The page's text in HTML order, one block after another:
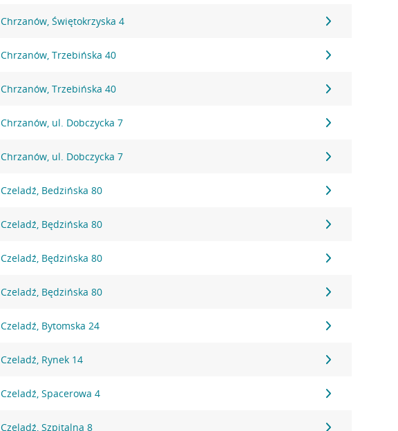
Chrzanów, Świętokrzyska 4
Chrzanów, Trzebińska 40
Chrzanów, Trzebińska 40
Chrzanów, ul. Dobczycka 7
Chrzanów, ul. Dobczycka 7
Czeladź, Bedzińska 80
Czeladź, Będzińska 80
Czeladź, Będzińska 80
Czeladź, Będzińska 80
Czeladź, Bytomska 24
Czeladź, Rynek 14
Czeladź, Spacerowa 4
Czeladź, Szpitalna 8